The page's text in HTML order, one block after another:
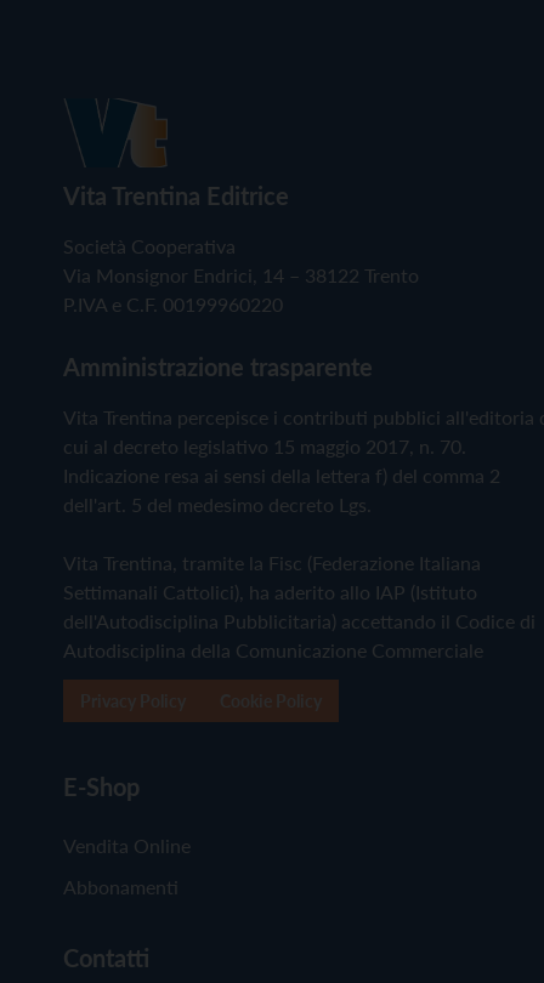
Vita Trentina Editrice
Società Cooperativa
Via Monsignor Endrici, 14 – 38122 Trento
P.IVA e C.F. 00199960220
Amministrazione trasparente
Vita Trentina percepisce i contributi pubblici all'editoria
cui al decreto legislativo 15 maggio 2017, n. 70.
Indicazione resa ai sensi della lettera f) del comma 2
dell'art. 5 del medesimo decreto Lgs.
Vita Trentina, tramite la Fisc (Federazione Italiana
Settimanali Cattolici), ha aderito allo IAP (Istituto
dell'Autodisciplina Pubblicitaria) accettando il Codice di
Autodisciplina della Comunicazione Commerciale
E-Shop
Vendita Online
Abbonamenti
Contatti